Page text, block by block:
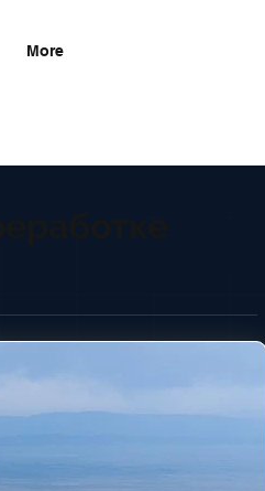
More